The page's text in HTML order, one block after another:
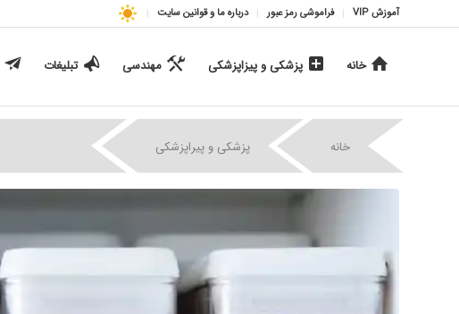
آموزش VIP فراموشی رمز عبور درباره ما و قوانین سایت
خانه پزشکی و پیزاپزشکی مهندسی تبلیغات
خانه پزشکی و پیراپزشکی |